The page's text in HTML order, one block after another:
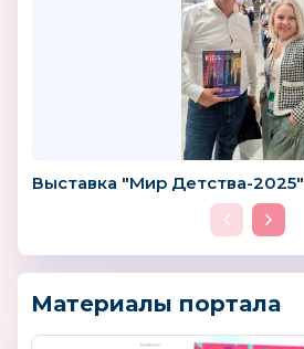
Выставка "Мир Детства-2025"
Материалы портала